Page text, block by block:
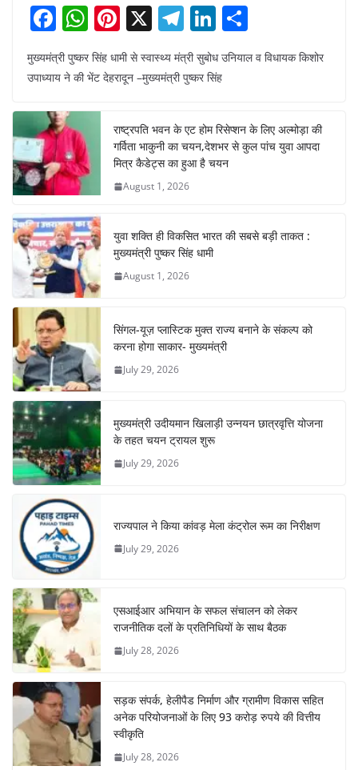
F
a
c
b
o
o
k
W
h
at
A
p
p
Pi
nt
er
e
st
X T
el
e
gr
a
m
Li
n
k
dI
n
ar
मुख्यमंत्री पुष्कर सिंह धामी से स्वास्थ्य मंत्री सुबोध उनियाल व विधायक किशोर
उपाध्याय ने की भेंट देहरादून –मुख्यमंत्री पुष्कर सिंह
राष्ट्रपति भवन के एट होम रिसेप्शन के लिए अल्मोड़ा की
गर्विता भाकुनी का चयन,देशभर से कुल पांच युवा आपदा
मित्र कैडेट्स का हुआ है चयन
August 1, 2026
युवा शक्ति ही विकसित भारत की सबसे बड़ी ताकत :
मुख्यमंत्री पुष्कर सिंह धामी
August 1, 2026
सिंगल-यूज़ प्लास्टिक मुक्त राज्य बनाने के संकल्प को
करना होगा साकार- मुख्यमंत्री
July 29, 2026
मुख्यमंत्री उदीयमान खिलाड़ी उन्नयन छात्रवृत्ति योजना
के तहत चयन ट्रायल शुरू
July 29, 2026
राज्यपाल ने किया कांवड़ मेला कंट्रोल रूम का निरीक्षण
July 29, 2026
एसआईआर अभियान के सफल संचालन को लेकर
राजनीतिक दलों के प्रतिनिधियों के साथ बैठक
July 28, 2026
सड़क संपर्क, हेलीपैड निर्माण और ग्रामीण विकास सहित
अनेक परियोजनाओं के लिए 93 करोड़ रुपये की वित्तीय
स्वीकृति
July 28, 2026